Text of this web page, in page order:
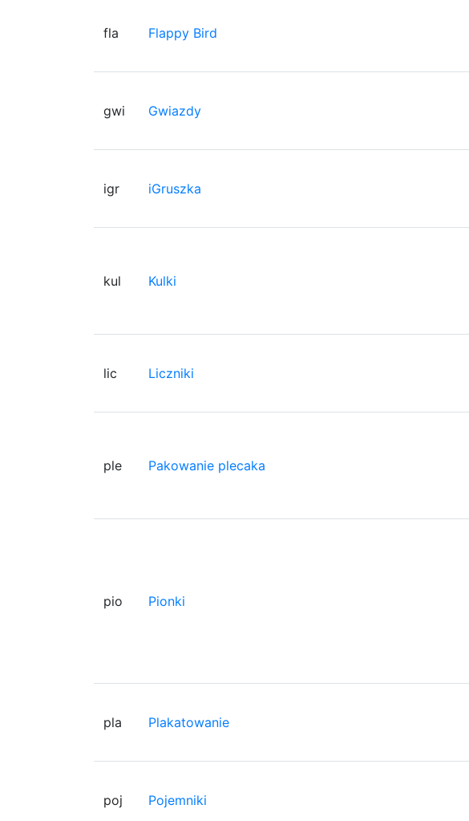
fla Flappy Bird
gwi Gwiazdy
igr iGruszka
kul Kulki
lic Liczniki
ple Pakowanie plecaka
pio Pionki
pla Plakatowanie
poj Pojemniki